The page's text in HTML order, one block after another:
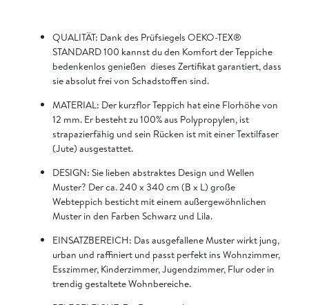
QUALITÄT: Dank des Prüfsiegels OEKO-TEX®
STANDARD 100 kannst du den Komfort der Teppiche
bedenkenlos genießen  dieses Zertifikat garantiert, dass
sie absolut frei von Schadstoffen sind.
MATERIAL: Der kurzflor Teppich hat eine Florhöhe von
12 mm. Er besteht zu 100% aus Polypropylen, ist
strapazierfähig und sein Rücken ist mit einer Textilfaser
(Jute) ausgestattet.
DESIGN: Sie lieben abstraktes Design und Wellen
Muster? Der ca. 240 x 340 cm (B x L) große
Webteppich besticht mit einem außergewöhnlichen
Muster in den Farben Schwarz und Lila.
EINSATZBEREICH: Das ausgefallene Muster wirkt jung,
urban und raffiniert und passt perfekt ins Wohnzimmer,
Esszimmer, Kinderzimmer, Jugendzimmer, Flur oder in
trendig gestaltete Wohnbereiche.